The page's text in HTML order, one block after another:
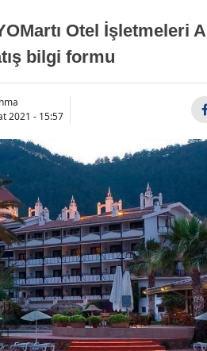
Otel İşletmeleri
bilgi formu
2021 - 15:57